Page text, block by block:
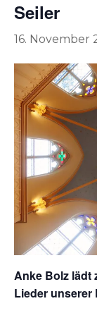
Seiler
16. November
Anke Bolz lädt
Lieder unserer